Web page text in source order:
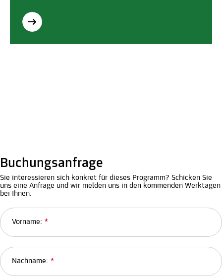
Buchungsanfrage
Sie interessieren sich konkret für dieses Programm? Schicken Sie
uns eine Anfrage und wir melden uns in den kommenden Werktagen
bei Ihnen.
Vorname: *
Nachname: *